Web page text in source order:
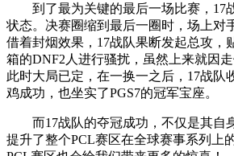
到了最为关键的最后一场比赛，17
状态。决赛圈缩到最后一圈时，场上对
借着封烟效果，17战队果断发起总攻，
箱的DNF2人进行骚扰，虽然上来就因
此时大局已定，在一换一之后，17战队
鸡成功，也坐实了PGS7的冠军宝座。
而17战队的夺冠成功，不仅是其自
提升了整个PCL赛区在全球赛事系列上